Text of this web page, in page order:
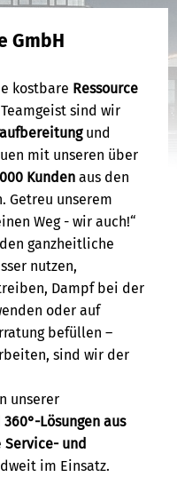
GmbH
kostbare Ressource
sind wir
und
mit unseren über
Kunden aus den
Getreu unserem
Weg - wir auch!“
ganzheitliche
nutzen,
Dampf bei der
oder auf
befüllen –
sind wir der
unserer
Lösungen aus
Service- und
im Einsatz.